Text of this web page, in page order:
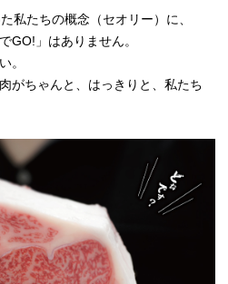
私たちの概念（セオリー）に、
GO!」はありません。
。
がちゃんと、はっきりと、私たち